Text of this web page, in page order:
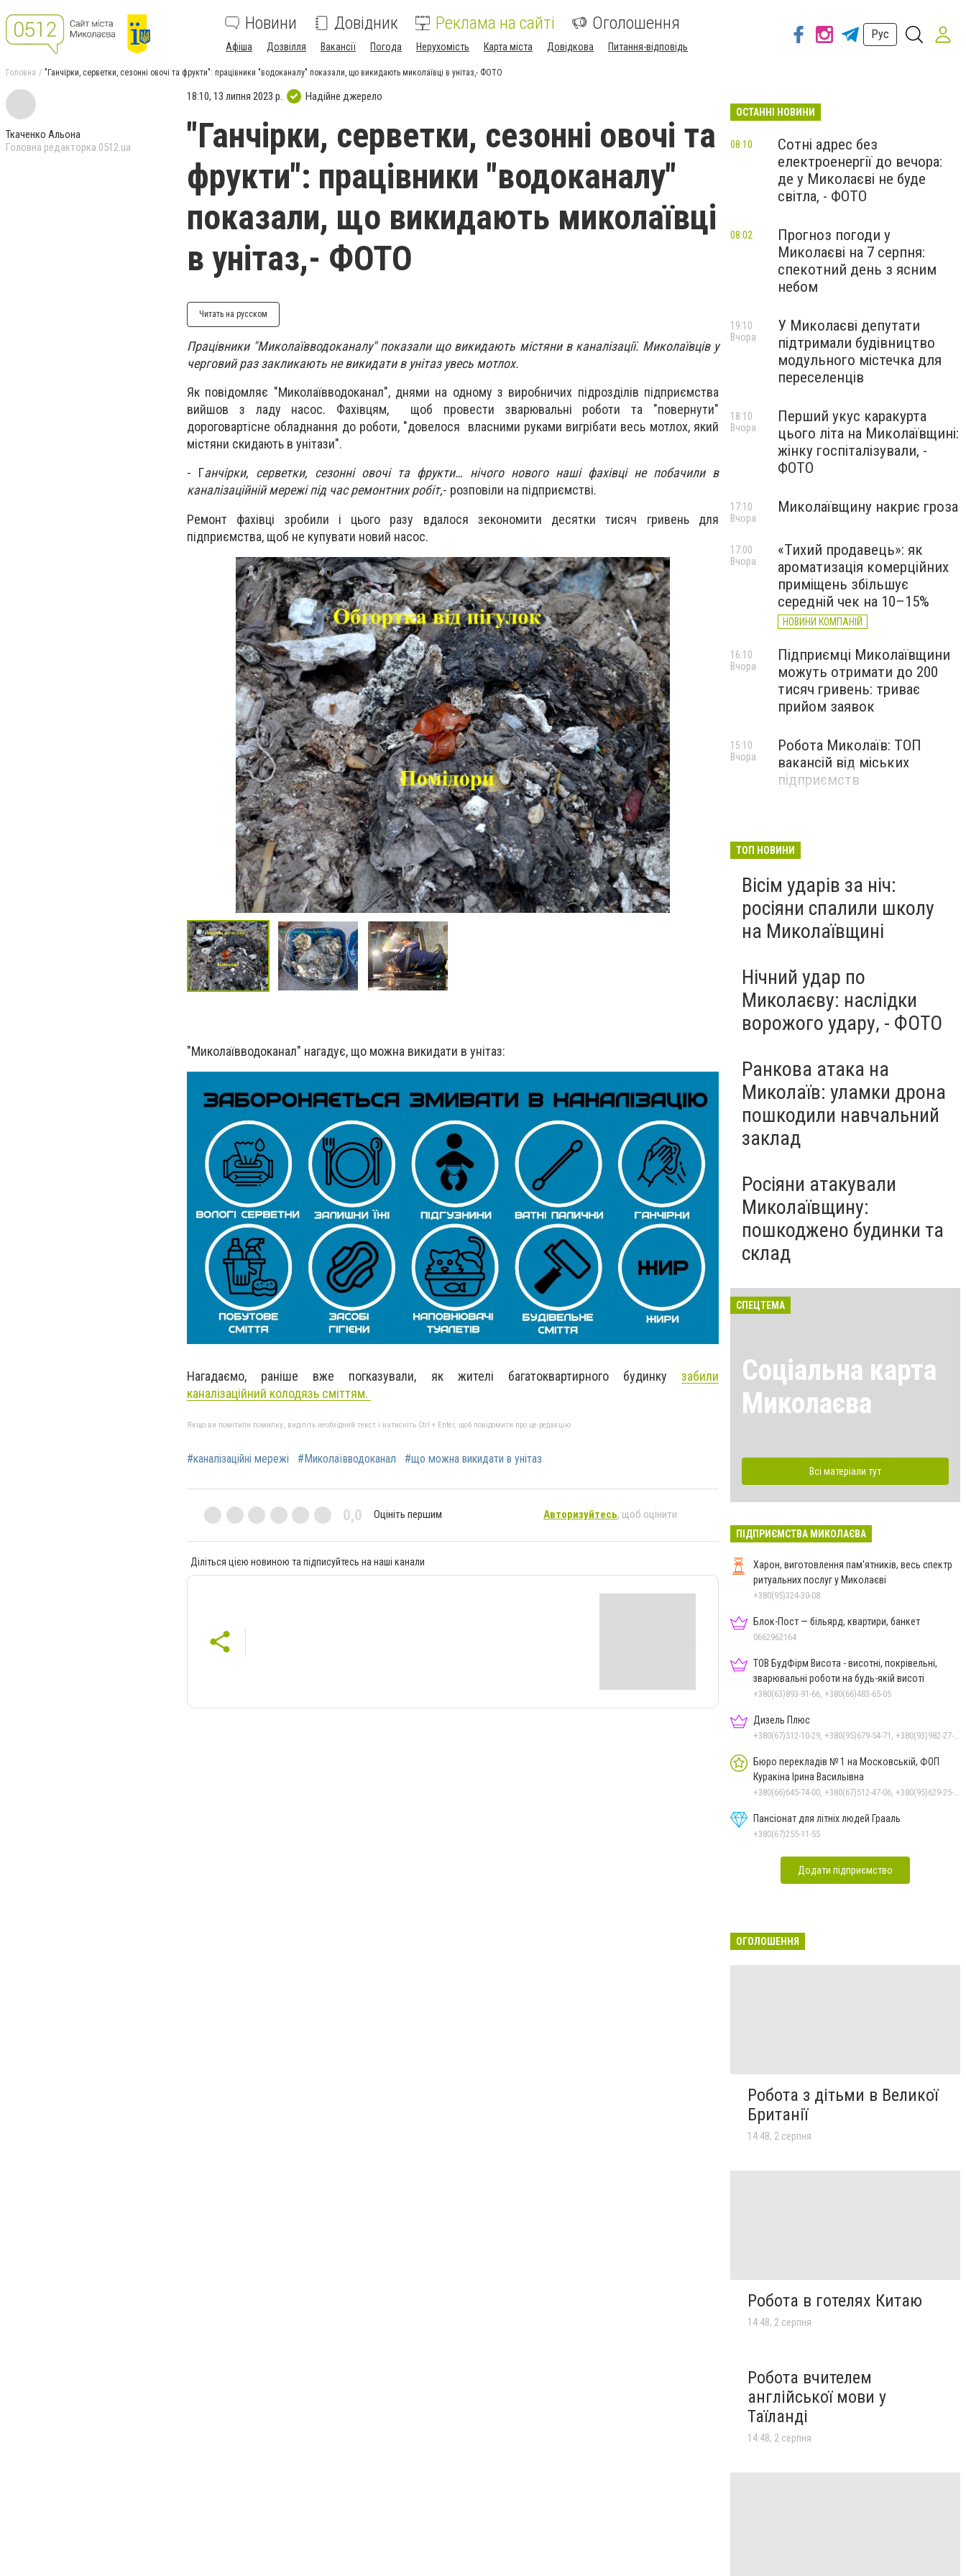
Новини Довідник Реклама на сайті Оголошення
Афіша Дозвілля Вакансії Погода Нерухомість Карта міста Довідкова Питання-відповідь
Рус
Головна "Ганчірки, серветки, сезонні овочі та фрукти": працівники "водоканалу" показали, що викидають миколаївці в унітаз,- ФОТО
Ткаченко Альона
Головна редакторка 0512.ua
18:10, 13 липня 2023 р. Надійне джерело
"Ганчірки, серветки, сезонні овочі та
фрукти": працівники "водоканалу"
показали, що викидають миколаївці
в унітаз,- ФОТО
Читать на русском
Працівники "Миколаївводоканалу" показали що викидають містяни в каналізації. Миколаївців у
черговий раз закликають не викидати в унітаз увесь мотлох.
Як повідомляє "Миколаївводоканал", днями на одному з виробничих підрозділів підприємства
вийшов з ладу насос. Фахівцям, щоб провести зварювальні роботи та "повернути"
дороговартісне обладнання до роботи, "довелося власними руками вигрібати весь мотлох, який
містяни скидають в унітази".
- Ганчірки, серветки, сезонні овочі та фрукти… нічого нового наші фахівці не побачили в
каналізаційній мережі під час ремонтних робіт,- розповіли на підприємстві.
Ремонт фахівці зробили і цього разу вдалося зекономити десятки тисяч гривень для
підприємства, щоб не купувати новий насос.
"Миколаївводоканал" нагадує, що можна викидати в унітаз:
Нагадаємо, раніше вже погказували, як жителі багатоквартирного будинку забили
каналізаційний колодязь сміттям.
Якщо ви помітили помилку, виділіть необхідний текст і натисніть Ctrl + Enter, щоб повідомити про це редакцію
#каналізаційні мережі #Миколаївводоканал #що можна викидати в унітаз
0,0 Оцініть першим Авторизуйтесь, щоб оцінити
Діліться цією новиною та підписуйтесь на наші канали
ОСТАННІ НОВИНИ
Сотні адрес без
електроенергії до вечора:
де у Миколаєві не буде
світла, - ФОТО
08:10
Прогноз погоди у
Миколаєві на 7 серпня:
спекотний день з ясним
небом
08:02
У Миколаєві депутати
підтримали будівництво
модульного містечка для
переселенців
19:10
Вчора
Перший укус каракурта
цього літа на Миколаївщині:
жінку госпіталізували, -
ФОТО
18:10
Вчора
Миколаївщину накриє гроза
17:10
Вчора
«Тихий продавець»: як
ароматизація комерційних
приміщень збільшує
середній чек на 10–15%
НОВИНИ КОМПАНІЙ
17:00
Вчора
Підприємці Миколаївщини
можуть отримати до 200
тисяч гривень: триває
прийом заявок
16:10
Вчора
Робота Миколаїв: ТОП
вакансій від міських
підприємств
15:10
Вчора
ТОП НОВИНИ
Вісім ударів за ніч:
росіяни спалили школу
на Миколаївщині
Нічний удар по
Миколаєву: наслідки
ворожого удару, - ФОТО
Ранкова атака на
Миколаїв: уламки дрона
пошкодили навчальний
заклад
Росіяни атакували
Миколаївщину:
пошкоджено будинки та
склад
СПЕЦТЕМА
Соціальна карта
Миколаєва
Всі матеріали тут
ПІДПРИЄМСТВА МИКОЛАЄВА
Харон, виготовлення пам'ятників, весь спектр
ритуальних послуг у Миколаєві
+380(95)324-30-08
Блок-Пост — більярд, квартири, банкет
0662962164
ТОВ БудФірм Висота - висотні, покрівельні,
зварювальні роботи на будь-якій висоті
+380(63)893-91-66, +380(66)483-65-05
Дизель Плюс
Бюро перекладів № 1 на Московській, ФОП
Куракіна Ірина Васильівна
Пансіонат для літніх людей Грааль
+380(67)255-11-55
Додати підприємство
ОГОЛОШЕННЯ
Робота з дітьми в Великої
Британії
14:48, 2 серпня
Робота в готелях Китаю
14:48, 2 серпня
Робота вчителем
англійської мови у
Таїланді
14:48, 2 серпня